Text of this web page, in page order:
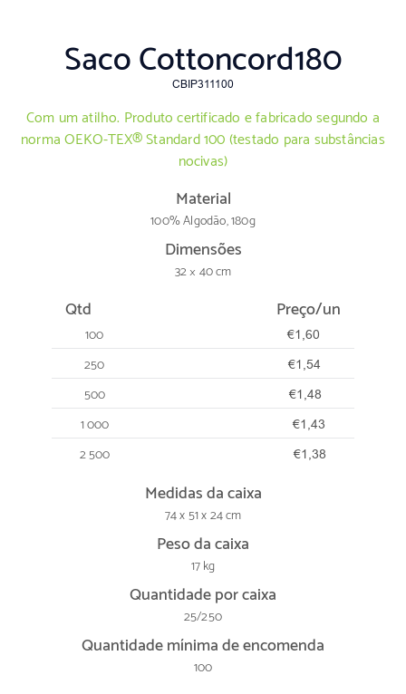
Saco Cottoncord180
CBIP311100
Com um atilho. Produto certificado e fabricado segundo a
norma OEKO-TEX® Standard 100 (testado para substâncias
nocivas)
Material
100% Algodão, 180g
Dimensões
32 × 40 cm
Qtd Preço/un
100 €1,60
250 €1,54
500 €1,48
1 000 €1,43
2 500 €1,38
Medidas da caixa
74 x 51 x 24 cm
Peso da caixa
17 kg
Quantidade por caixa
25/250
Quantidade mínima de encomenda
100